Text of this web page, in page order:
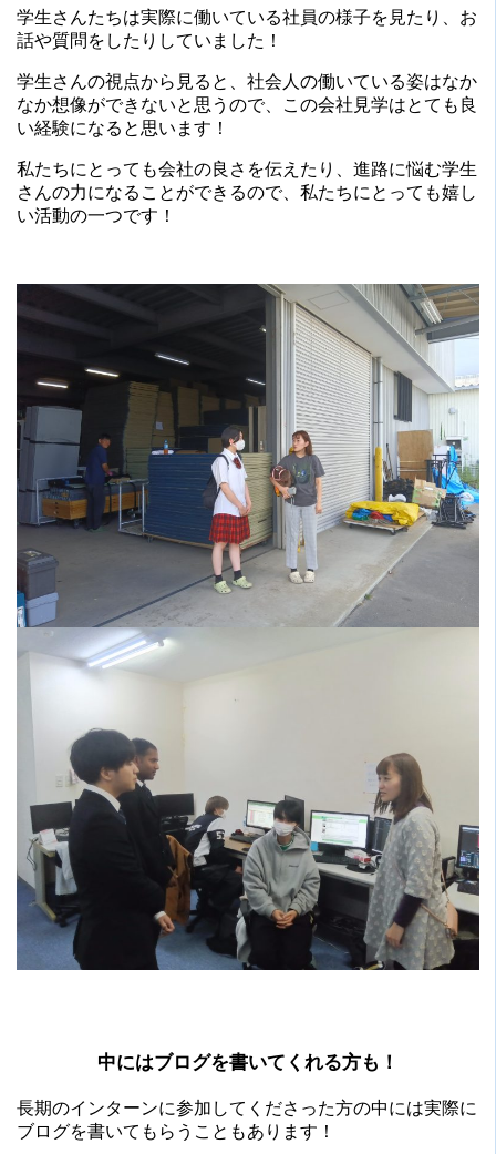
学生さんたちは実際に働いている社員の様子を見たり、お
話や質問をしたりしていました！
学生さんの視点から見ると、社会人の働いている姿はなか
なか想像ができないと思うので、この会社見学はとても良
い経験になると思います！
私たちにとっても会社の良さを伝えたり、進路に悩む学生
さんの力になることができるので、私たちにとっても嬉し
い活動の一つです！
中にはブログを書いてくれる方も！
長期のインターンに参加してくださった方の中には実際に
ブログを書いてもらうこともあります！